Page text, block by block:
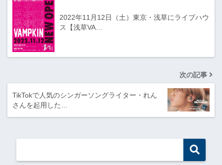
2022年11月12日（土）東京・浅草にライブハウ
ス【浅草VA…
次の記事
TikTokで人気のシンガーソングライター・れん
さんを起用した…